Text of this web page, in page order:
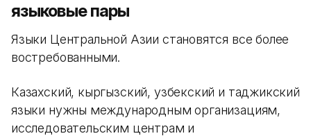
языковые пары
Языки Центральной Азии становятся все более
востребованными.
Казахский, кыргызский, узбекский и таджикский
языки нужны международным организациям,
исследовательским центрам и